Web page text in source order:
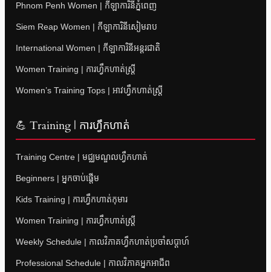
Phnom Penh Women | កីឡាការិនីភ្នំពេញ
Siem Reap Women | កីឡាការិនីសៀមរាប
International Women | កីឡាការិនីអន្តរជាតិ
Women Training | ការហ្វឹកហាត់ស្ត្រី
Women’s Training Tops | អាវហ្វឹកហាត់ស្ត្រី
💪 Training | ការហ្វឹកហាត់
Training Centre | មជ្ឈមណ្ឌលហ្វឹកហាត់
Beginners | អ្នកចាប់ផ្តើម
Kids Training | ការហ្វឹកហាត់កុមារ
Women Training | ការហ្វឹកហាត់ស្ត្រី
Weekly Schedule | កាលវិភាគហ្វឹកហាត់ប្រចាំសប្តាហ៍
Professional Schedule | កាលវិភាគអ្នកអាជីព